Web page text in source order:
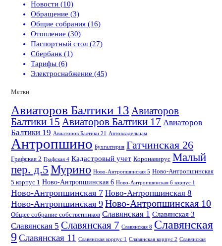
Новости (10)
Обращение (3)
Общие собрания (16)
Отопление (30)
Паспортный стол (27)
Сбербанк (1)
Тарифы (6)
Электроснабжение (45)
Метки
Авиаторов Балтики 13 Авиаторов
Балтики 15 Авиаторов Балтики 17 Авиаторов
Балтики 19 Авиаторов Балтики 21 Автовладельцам
Антропшино Бухгалтерия Гатчинская 26
Графская 2 Графская 4 Кадастровый учет Коронавирус Малый
пер. д.5Мурино Ново-Антропшинская 5 Ново-Антропшинская
5 корпус 1 Ново-Антропшинская 6 Ново-Антропшинская 6 корпус 1
Ново-Антропшинская 7 Ново-Антропшинская 8
Ново-Антропшинская 9 Ново-Антропшинская 10
Общее собрание собственников Славянская 1 Славянская 3
Славянская 5 Славянская 7 Славянская 8 Славянская
9 Славянская 11 Славянская корпус 1 Славянская корпус 2 Славянская